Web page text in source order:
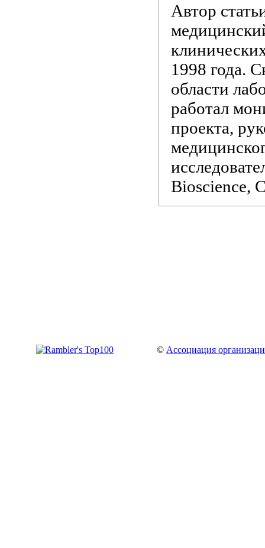
Автор
1998 года.
области
работал
проекта,
Bioscience,
© Ассоциация